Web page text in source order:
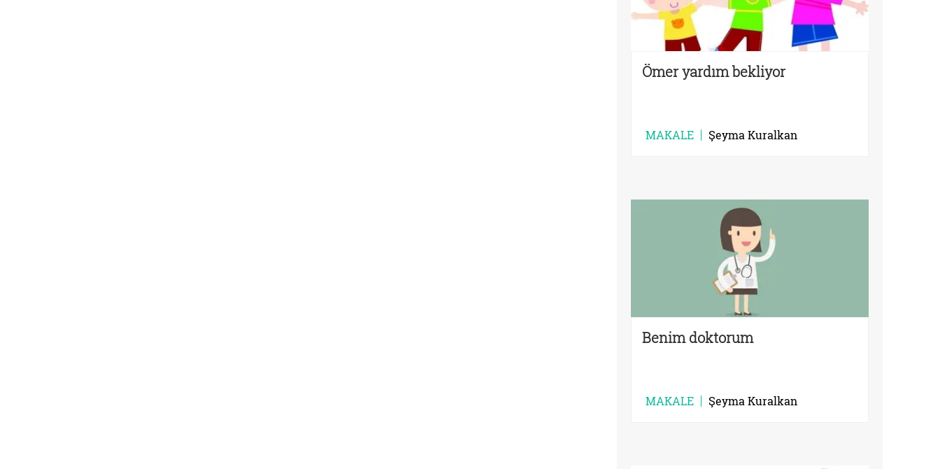
Ömer yardım bekliyor
MAKALE Şeyma Kuralkan
Benim doktorum
MAKALE Şeyma Kuralkan